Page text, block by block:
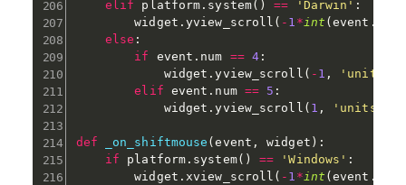
elif platform . system( ) == 'Darwin' :
        widget
.yview_scroll ( - 1 *int (event .
else :
if
event . num == 4 :
            widget
.yview_scroll ( - 1 , 'units'
elif event . num == 5 :
            widget
.yview_scroll ( 1 , 'units'
def _on_shiftmouse (event , widget ) :
if platform . system( ) == 'Windows' :
        widget
.xview_scroll ( - 1 *int (event .